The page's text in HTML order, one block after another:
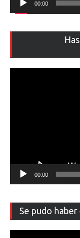
00:00
00:00
Se pudo